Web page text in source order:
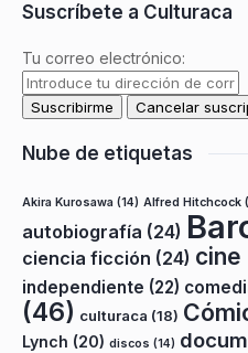
Suscríbete a Culturaca
Tu correo electrónico:
Nube de etiquetas
Akira Kurosawa (14) Alfred Hitchcock
autobiografía (24)
ciencia ficción (24) cine
independiente (22)
(46) culturaca (18)
Lynch (20) discos (14)